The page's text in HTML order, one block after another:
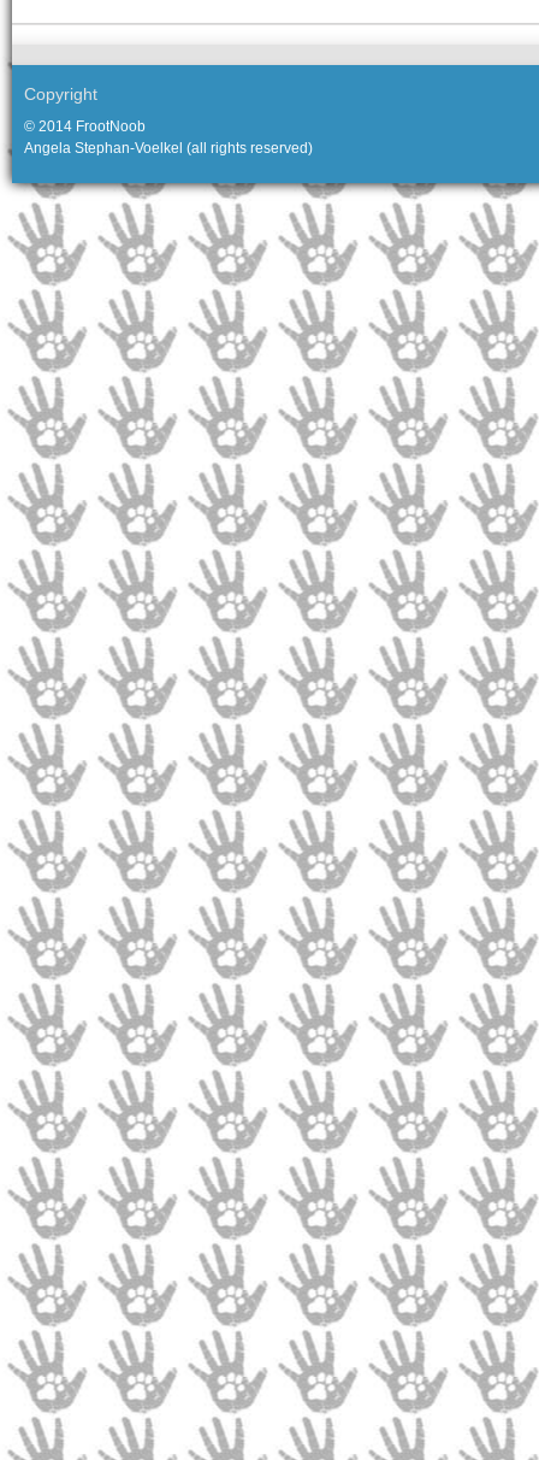
Copyright
© 2014 FrootNoob
Angela Stephan-Voelkel (all rights reserved)